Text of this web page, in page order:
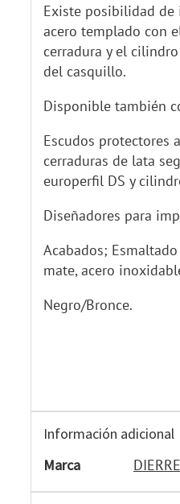
Existe posibilidad de
acero templado con
cerradura y el
del casquillo.
Disponible también
Escudos protectores
cerraduras de lata
europerfil DS y
Diseñadores para
Acabados;
mate, acero
Negro/Bronce.
Información adicional
Marca
DIERRE